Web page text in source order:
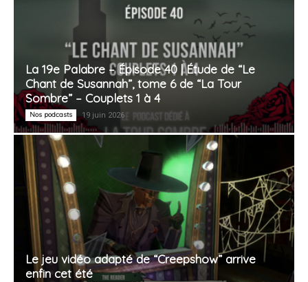
La 19e Palabre – Épisode 40 | Étude de “Le
Chant de Susannah”, tome 6 de “La Tour
Sombre” – Couplets 1 à 4
Nos podcasts 19 juin 2026
Le jeu vidéo adapté de “Creepshow” arrive
enfin cet été